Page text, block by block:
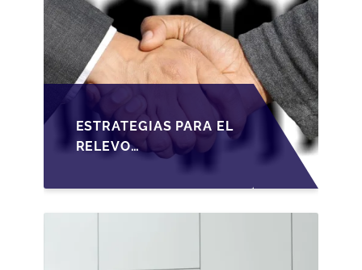
ESTRATEGIAS PARA EL
RELEVO
GENERACIONAL EN
PYMES ESPAÑOLAS